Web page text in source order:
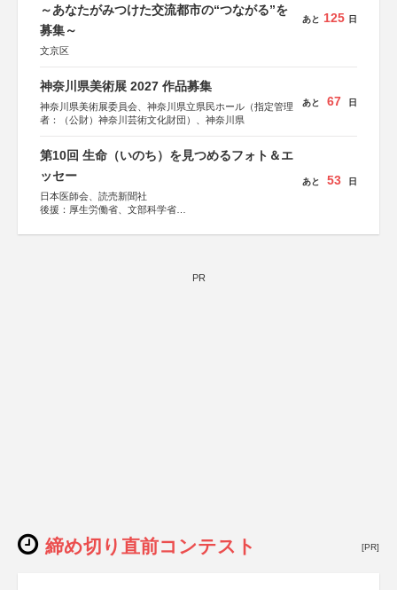
～あなたがみつけた交流都市の“つながる”を
募集～
文京区
あと 125 日
神奈川県美術展 2027 作品募集
神奈川県美術展委員会、神奈川県立県民ホール（指定管理
者：（公財）神奈川芸術文化財団）、神奈川県
あと 67 日
第10回 生命（いのち）を見つめるフォト＆エ
ッセー
日本医師会、読売新聞社
後援：厚生労働省、文部科学省
しん生命保険株式会社
あと 53 日
PR
締め切り直前コンテスト [PR]